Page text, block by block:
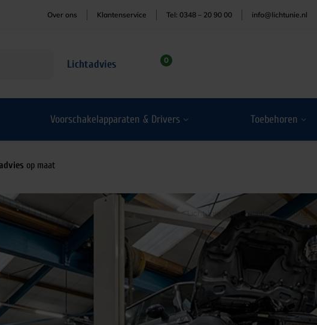
Over ons Klantenservice Tel: 0348 – 20 90 00 info@lichtunie.nl
Lichtadvies 0
Voorschakelapparaten & Drivers Toebehoren
op maat
Lichtunie Werkplaatsverlichting